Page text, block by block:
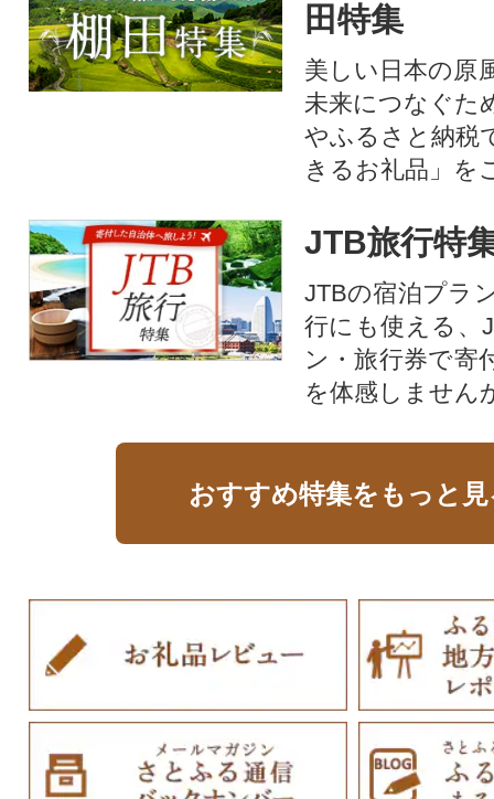
田特集
美しい日本の原
未来につなぐた
やふるさと納税
きるお礼品」を
JTB旅行特
JTBの宿泊プラ
行にも使える、
ン・旅行券で寄
を体感しません
おすすめ特集をもっと